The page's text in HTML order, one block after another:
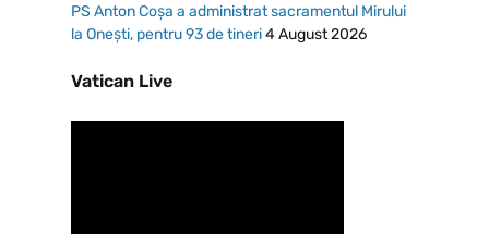
PS Anton Coșa a administrat sacramentul Mirului
la Onești, pentru 93 de tineri4 August 2026
Vatican Live